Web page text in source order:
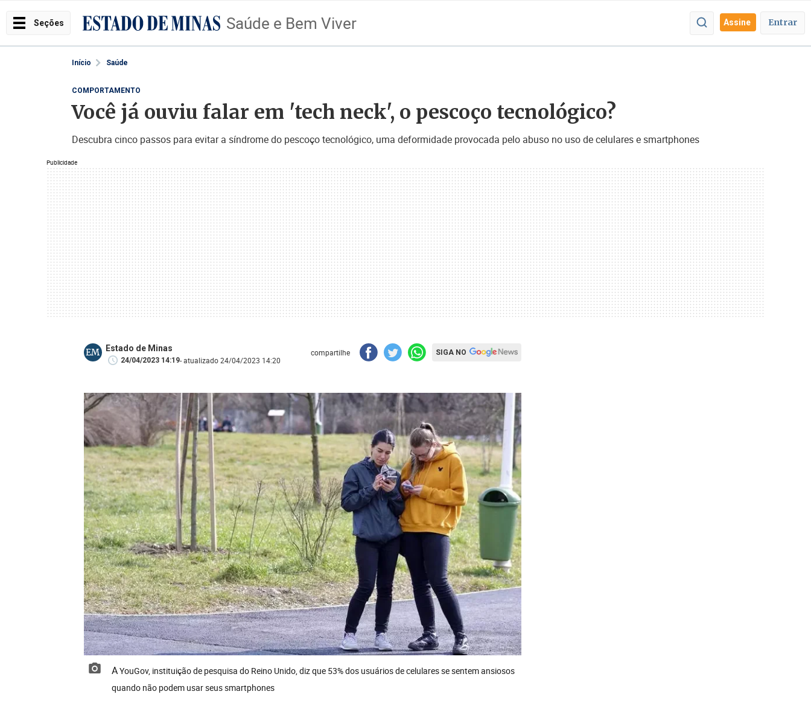
Seções Saúde e Bem Viver Assine Entrar
Início Saúde
Publicidade
COMPORTAMENTO
Você já ouviu falar em 'tech neck', o pescoço tecnológico?
Descubra cinco passos para evitar a síndrome do pescoço tecnológico, uma deformidade provocada pelo abuso no uso de celulares e smartphones
EM Estado de Minas
24/04/2023 14:19- atualizado 24/04/2023 14:20
compartilhe SIGA NO
A YouGov, instituição de pesquisa do Reino Unido, diz que 53% dos usuários de celulares se sentem ansiosos
quando não podem usar seus smartphones